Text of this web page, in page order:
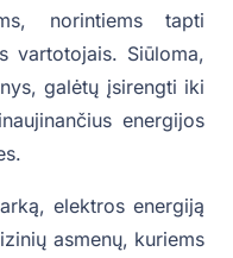
norintiems tapti
vartotojais. Siūloma,
galėtų įsirengti iki
energijos
elektros energiją
asmenų, kuriems